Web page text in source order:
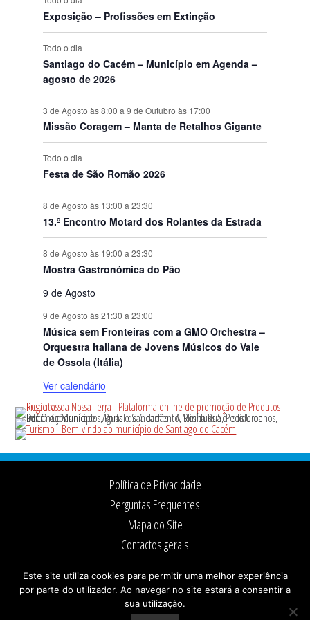
o
s
Exposição – Profissões em Extinção
Todo o dia
Santiago do Cacém – Município em Agenda –
agosto de 2026
3 de Agosto às 8:00 a 9 de Outubro às 17:00
Missão Coragem – Manta de Retalhos Gigante
Todo o dia
Festa de São Romão 2026
8 de Agosto às 13:00 a 23:30
13.º Encontro Motard dos Rolantes da Estrada
8 de Agosto às 19:00 a 23:30
Mostra Gastronómica do Pão
9 de Agosto
9 de Agosto às 21:30 a 23:00
Música sem Fronteiras com a GMO Orchestra –
Orquestra Italiana de Jovens Músicos do Vale
de Ossola (Itália)
Ver calendário
Footer
Política de Privacidade
Perguntas Frequentes
Mapa do Site
Contactos gerais
Este site utiliza cookies para permitir uma melhor experiência
por parte do utilizador. Ao navegar no site estará a consentir a
sua utilização.